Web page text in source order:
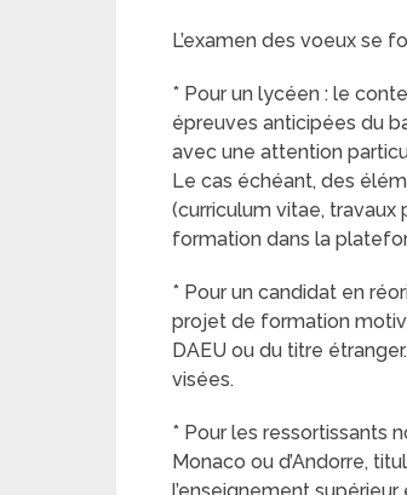
L’examen des voeux se
* Pour un lycéen : le
épreuves anticipées du
avec une attention
Le cas échéant, des
(curriculum vitae, travaux
formation dans la
* Pour un candidat en
projet de formation
DAEU ou du titre
visées.
* Pour les ressortissants
Monaco ou d’Andorre,